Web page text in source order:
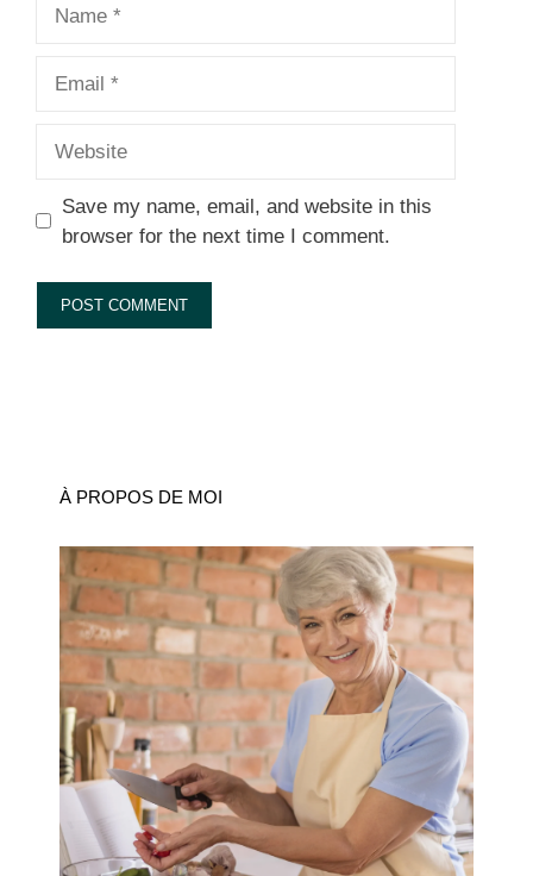
Save my name, email, and website in this
browser for the next time I comment.
À PROPOS DE MOI